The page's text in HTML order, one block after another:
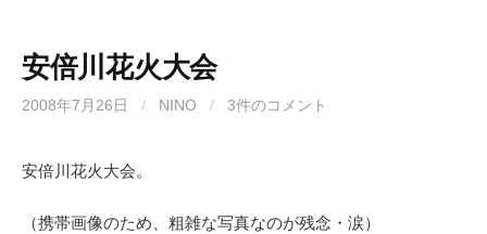
安倍川花火大会
2008年7月26日 / NINO / 3件のコメント
安倍川花火大会。
（携帯画像のため、粗雑な写真なのが残念・涙）